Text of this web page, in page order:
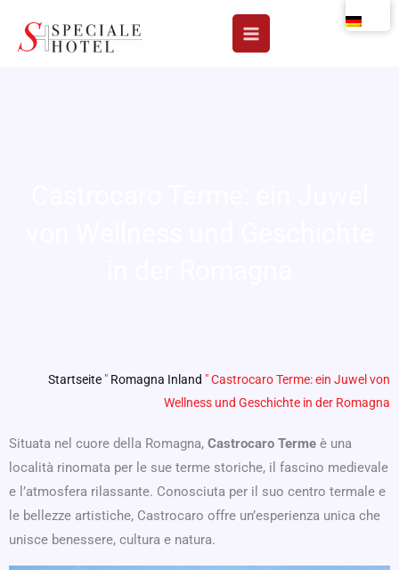
Inhalt
Startseite " Romagna Inland "Castrocaro Terme: ein Juwel von
Wellness und Geschichte in der Romagna
Situata nel cuore della Romagna, Castrocaro Terme è una
località rinomata per le sue terme storiche, il fascino medievale
e l’atmosfera rilassante. Conosciuta per il suo centro termale e
le bellezze artistiche, Castrocaro offre un’esperienza unica che
unisce benessere, cultura e natura.